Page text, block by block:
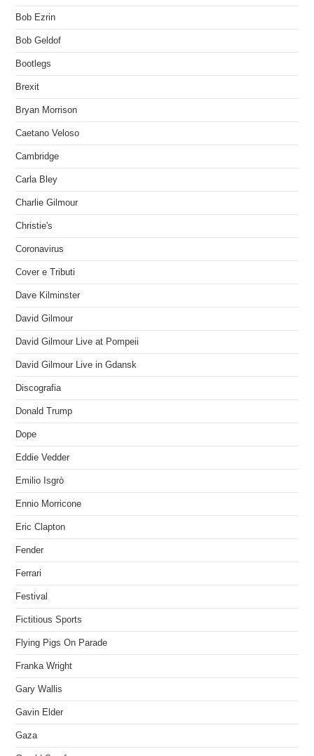
Bob Ezrin
Bob Geldof
Bootlegs
Brexit
Bryan Morrison
Caetano Veloso
Cambridge
Carla Bley
Charlie Gilmour
Christie's
Coronavirus
Cover e Tributi
Dave Kilminster
David Gilmour
David Gilmour Live at Pompeii
David Gilmour Live in Gdansk
Discografia
Donald Trump
Dope
Eddie Vedder
Emilio Isgrò
Ennio Morricone
Eric Clapton
Fender
Ferrari
Festival
Fictitious Sports
Flying Pigs On Parade
Franka Wright
Gary Wallis
Gavin Elder
Gaza